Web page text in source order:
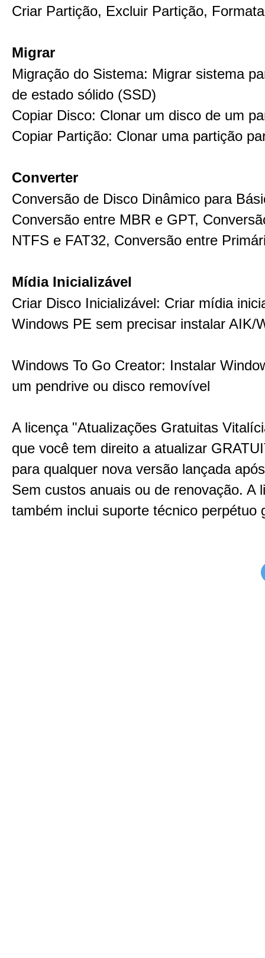
Criar Partição, Excluir Partição,
Migrar
Migração do Sistema: Migrar sistema
de estado sólido (SSD)
Copiar Disco: Clonar um disco de um
Copiar Partição: Clonar uma partição
Converter
Conversão de Disco Dinâmico para
Conversão entre MBR e GPT,
NTFS e FAT32, Conversão entre
Mídia Inicializável
Criar Disco Inicializável: Criar mídia
Windows PE sem precisar instalar AIK/
Windows To Go Creator: Instalar
um pendrive ou disco removível
A licença "Atualizações Gratuitas
que você tem direito a atualizar
para qualquer nova versão lançada
Sem custos anuais ou de renovação. A
também inclui suporte técnico perpétuo